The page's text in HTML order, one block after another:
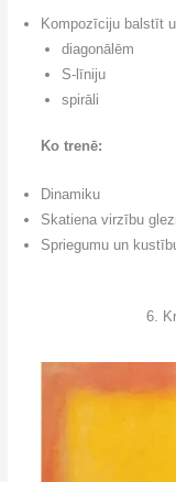
Kompozīciju balstīt
diagonālēm
S-līniju
spirāli
Ko trenē:
Dinamiku
Skatiena virzību
Spriegumu un
6.